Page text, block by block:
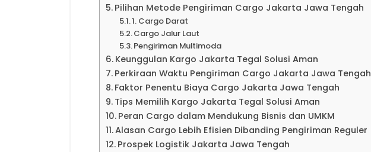
Pilihan Metode Pengiriman Cargo Jakarta Jawa Tengah
1. Cargo Darat
Cargo Jalur Laut
Pengiriman Multimoda
Keunggulan Kargo Jakarta Tegal Solusi Aman
Perkiraan Waktu Pengiriman Cargo Jakarta Jawa Tengah
Faktor Penentu Biaya Cargo Jakarta Jawa Tengah
Tips Memilih Kargo Jakarta Tegal Solusi Aman
Peran Cargo dalam Mendukung Bisnis dan UMKM
Alasan Cargo Lebih Efisien Dibanding Pengiriman Reguler
Prospek Logistik Jakarta Jawa Tengah